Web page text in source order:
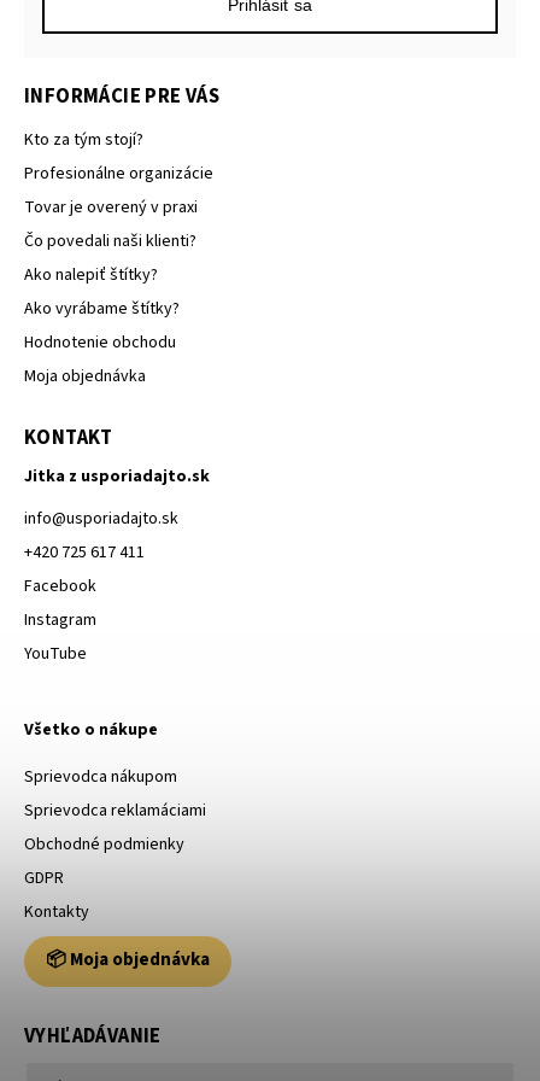
INFORMÁCIE PRE VÁS
Kto za tým stojí?
Profesionálne organizácie
Tovar je overený v praxi
Čo povedali naši klienti?
Ako nalepiť štítky?
Ako vyrábame štítky?
Hodnotenie obchodu
Moja objednávka
KONTAKT
Jitka z usporiadajto.sk
info@usporiadajto.sk
+420 725 617 411
Facebook
Instagram
YouTube
Všetko o nákupe
Sprievodca nákupom
Sprievodca reklamáciami
Obchodné podmienky
GDPR
Kontakty
📦 Moja objednávka
VYHĽADÁVANIE
Prihlásiť sa